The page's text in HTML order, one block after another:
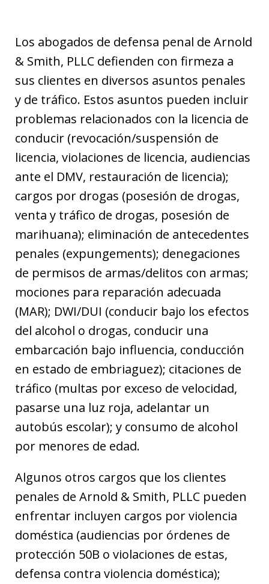
Los abogados de defensa penal de Arnold
& Smith, PLLC defienden con firmeza a
sus clientes en diversos asuntos penales
y de tráfico. Estos asuntos pueden incluir
problemas relacionados con la licencia de
conducir (revocación/suspensión de
licencia, violaciones de licencia, audiencias
ante el DMV, restauración de licencia);
cargos por drogas (posesión de drogas,
venta y tráfico de drogas, posesión de
marihuana); eliminación de antecedentes
penales (expungements); denegaciones
de permisos de armas/delitos con armas;
mociones para reparación adecuada
(MAR); DWI/DUI (conducir bajo los efectos
del alcohol o drogas, conducir una
embarcación bajo influencia, conducción
en estado de embriaguez); citaciones de
tráfico (multas por exceso de velocidad,
pasarse una luz roja, adelantar un
autobús escolar); y consumo de alcohol
por menores de edad.
Algunos otros cargos que los clientes
penales de Arnold & Smith, PLLC pueden
enfrentar incluyen cargos por violencia
doméstica (audiencias por órdenes de
protección 50B o violaciones de estas,
defensa contra violencia doméstica);